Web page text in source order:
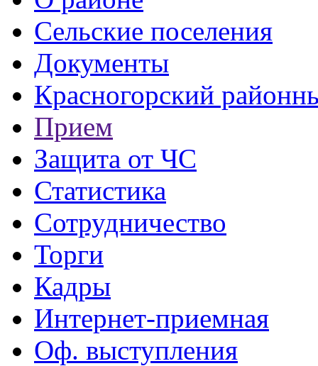
Сельские поселения
Документы
Красногорский
Прием
Защита от ЧС
Статистика
Сотрудничество
Торги
Кадры
Интернет-приемная
Оф. выступления